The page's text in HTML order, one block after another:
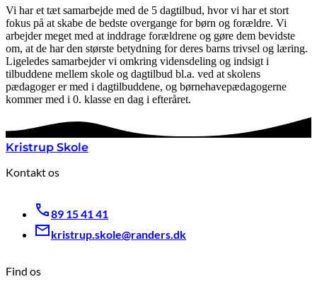
Vi har et tæt samarbejde med de 5 dagtilbud, hvor vi har et stort
fokus på at skabe de bedste overgange for børn og forældre. Vi
arbejder meget med at inddrage forældrene og gøre dem bevidste
om, at de har den største betydning for deres barns trivsel og læring.
Ligeledes samarbejder vi omkring vidensdeling og indsigt i
tilbuddene mellem skole og dagtilbud bl.a. ved at skolens
pædagoger er med i dagtilbuddene, og børnehavepædagogerne
kommer med i 0. klasse en dag i efteråret.
Kristrup Skole
Kontakt os
89 15 41 41
kristrup.skole@randers.dk
Find os